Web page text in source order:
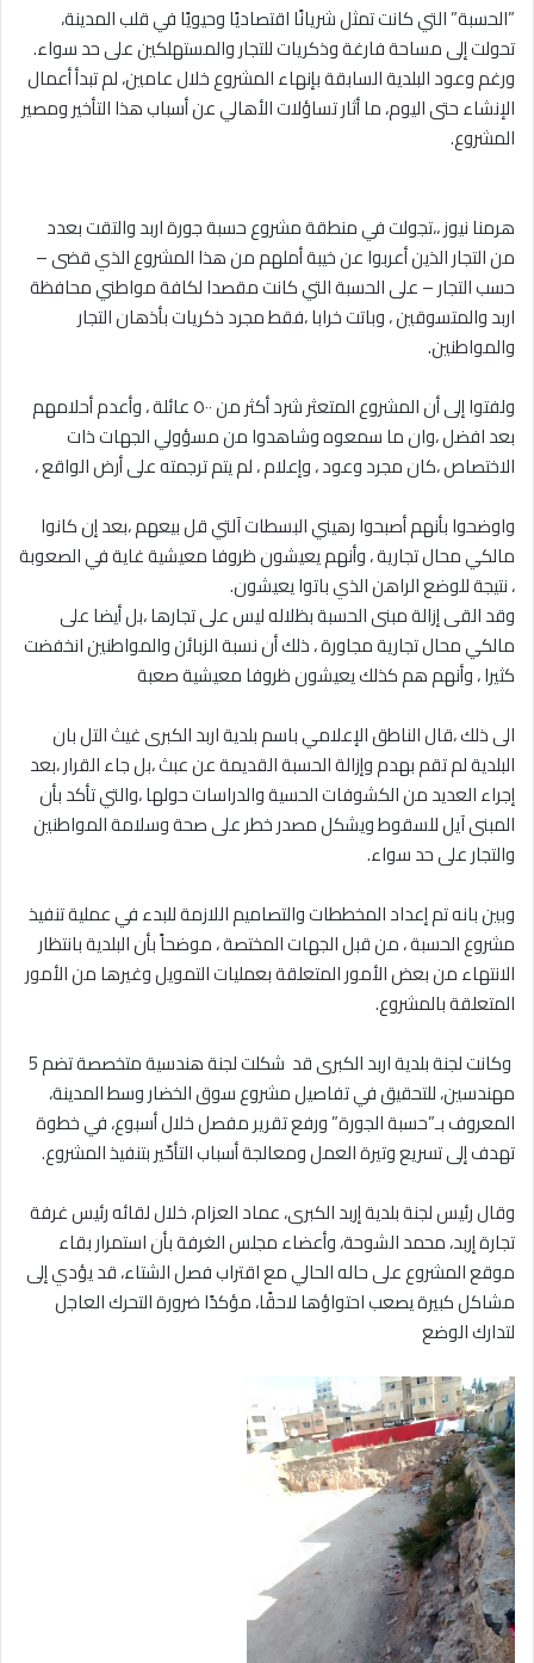
‎”الحسبة” التي كانت تمثل شريانًا اقتصاديًا وحيويًا في قلب المدينة،
تحولت إلى مساحة فارغة وذكريات للتجار والمستهلكين على حد سواء.
ورغم وعود البلدية السابقة بإنهاء المشروع خلال عامين، لم تبدأ أعمال
الإنشاء حتى اليوم، ما أثار تساؤلات الأهالي عن أسباب هذا التأخير ومصير
المشروع.
‎هرمنا نيوز ،،تجولت في منطقة مشروع حسبة جورة اربد والتقت بعدد
من التجار الذين أعربوا عن خيبة أملهم من هذا المشروع الذي قضى –
حسب التجار – على الحسبة التي كانت مقصدا لكافة مواطني محافظة
اربد والمتسوقين ، وباتت خرابا ،فقط مجرد ذكريات بأذهان التجار
والمواطنين.
‎ولفتوا إلى أن المشروع المتعثر شرد أكثر من ٥٠٠ عائلة ، وأعدم أحلامهم
بعد افضل ،وان ما سمعوه وشاهدوا من مسؤولي الجهات ذات
الاختصاص ،كان مجرد وعود ، وإعلام ، لم يتم ترجمته على أرض الواقع ،
‎واوضحوا بأنهم أصبحوا رهيني البسطات آلتي قل بيعهم ،بعد إن كانوا
مالكي محال تجارية ، وأنهم يعيشون ظروفا معيشية غاية في الصعوبة
، نتيجة للوضع الراهن الذي باتوا يعيشون.
‎وقد القى إزالة مبنى الحسبة بظلاله ليس على تجارها ،بل أيضا على
مالكي محال تجارية مجاورة ، ذلك أن نسبة الزبائن والمواطنين انخفضت
كثيرا ، وأنهم هم كذلك يعيشون ظروفا معيشية صعبة
‎الى ذلك ،قال الناطق الإعلامي باسم بلدية اربد الكبرى غيث التل بان
البلدية لم تقم بهدم وإزالة الحسبة القديمة عن عبث ،بل جاء القرار ،بعد
إجراء العديد من الكشوفات الحسية والدراسات حولها ،والتي تأكد بأن
المبنى آيل للسقوط ويشكل مصدر خطر على صحة وسلامة المواطنين
والتجار على حد سواء.
‎وبين بانه تم إعداد المخططات والتصاميم اللازمة للبدء في عملية تنفيذ
مشروع الحسبة ، من قبل الجهات المختصة ، موضحاً بأن البلدية بانتظار
الانتهاء من بعض الأمور المتعلقة بعمليات التمويل وغيرها من الأمور
المتعلقة بالمشروع.
‎ وكانت لجنة بلدية اربد الكبرى قد شكلت لجنة هندسية متخصصة تضم 5
مهندسين، للتحقيق في تفاصيل مشروع سوق الخضار وسط المدينة،
المعروف بـ”حسبة الجورة” ورفع تقرير مفصل خلال أسبوع، في خطوة
تهدف إلى تسريع وتيرة العمل ومعالجة أسباب التأخّير بتنفيذ المشروع.
‎وقال رئيس لجنة بلدية إربد الكبرى، عماد العزام، خلال لقائه رئيس غرفة
تجارة إربد، محمد الشوحة، وأعضاء مجلس الغرفة بأن استمرار بقاء
موقع المشروع على حاله الحالي مع اقتراب فصل الشتاء، قد يؤدي إلى
مشاكل كبيرة يصعب احتواؤها لاحقًا، مؤكدًا ضرورة التحرك العاجل
لتدارك الوضع